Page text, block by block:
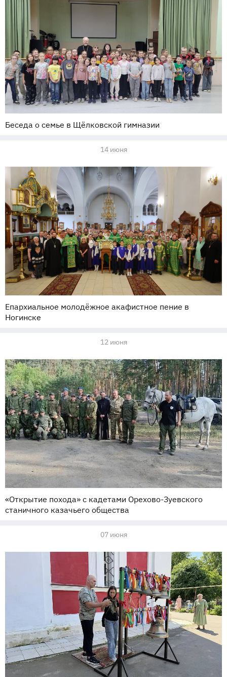
Беседа о семье в Щёлковской гимназии
14 июня
Епархиальное молодёжное акафистное пение в
Ногинске
12 июня
«Открытие похода» с кадетами Орехово-Зуевского
станичного казачьего общества
07 июня